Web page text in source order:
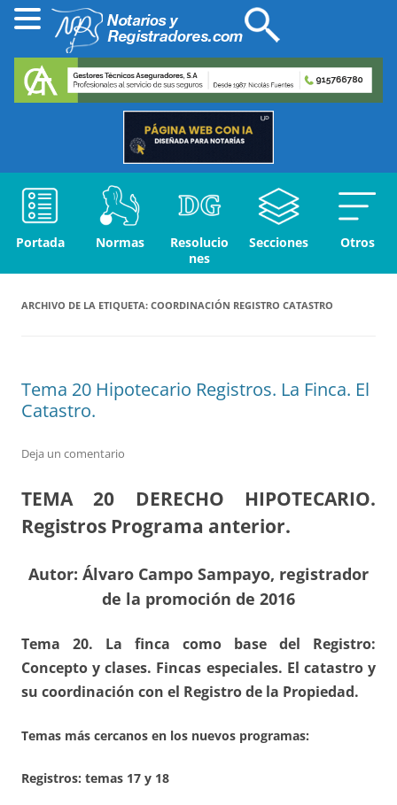
Portada Normas
Resolucio
nes
Secciones Otros
ARCHIVO DE LA ETIQUETA: COORDINACIÓN REGISTRO CATASTRO
Tema 20 Hipotecario Registros. La Finca. El
Catastro.
Deja un comentario
TEMA 20 DERECHO HIPOTECARIO.
Registros Programa anterior.
Autor: Álvaro Campo Sampayo, registrador
de la promoción de 2016
Tema 20. La finca como base del Registro:
Concepto y clases. Fincas especiales. El catastro y
su coordinación con el Registro de la Propiedad.
Temas más cercanos en los nuevos programas:
Registros: temas 17 y 18